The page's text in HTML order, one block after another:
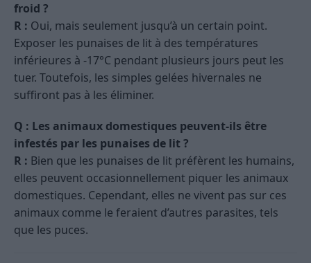
froid ?
R : Oui, mais seulement jusqu’à un certain point.
Exposer les punaises de lit à des températures
inférieures à -17°C pendant plusieurs jours peut les
tuer. Toutefois, les simples gelées hivernales ne
suffiront pas à les éliminer.
Q : Les animaux domestiques peuvent-ils être
infestés par les punaises de lit ?
R : Bien que les punaises de lit préfèrent les humains,
elles peuvent occasionnellement piquer les animaux
domestiques. Cependant, elles ne vivent pas sur ces
animaux comme le feraient d’autres parasites, tels
que les puces.